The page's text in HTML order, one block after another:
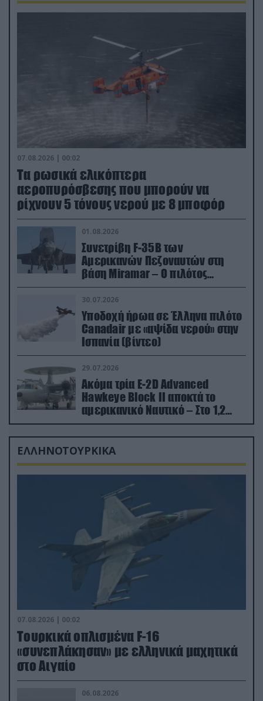
07.08.2026 | 00:02
Τα ρωσικά ελικόπτερα
αεροπυρόσβεσης που μπορούν να
ρίχνουν 5 τόνους νερού με 8 μποφόρ
01.08.2026
Συνετρίβη F-35B των
Αμερικανών Πεζοναυτών στη
βάση Miramar – Ο πιλότος
εκτινάχθηκε εγκαίρως
30.07.2026
Υποδοχή ήρωα σε Έλληνα πιλότο
Canadair με «αψίδα νερού» στην
Ισπανία (βίντεο)
29.07.2026
Ακόμα τρία E-2D Advanced
Hawkeye Block II αποκτά το
αμερικανικό Ναυτικό – Στο 1,2
δισ.δολάρια το κόστος
ΕΛΛΗΝΟΤΟΥΡΚΙΚΑ
07.08.2026 | 00:02
Τουρκικά οπλισμένα F-16
«συνεπλάκησαν» με ελληνικά μαχητικά
στο Αιγαίο
06.08.2026